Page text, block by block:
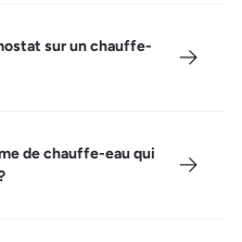
sur un chauffe-
de chauffe-eau qui